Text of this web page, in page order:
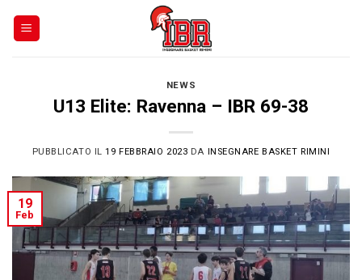
NEWS
U13 Elite: Ravenna – IBR 69-38
PUBBLICATO IL19 FEBBRAIO 2023 DA INSEGNARE BASKET RIMINI
19
Feb